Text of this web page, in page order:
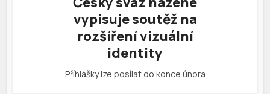
vypisuje soutěž na
rozšíření vizuální
identity
Příhlášky lze posílat do konce února